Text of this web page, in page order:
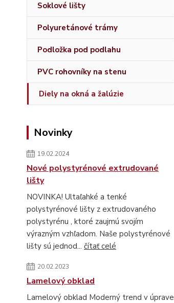
Soklové lišty
Polyuretánové trámy
Podložka pod podlahu
PVC rohovníky na stenu
Diely na okná a žalúzie
Novinky
19.02.2024
Nové polystyrénové extrudované
lišty
NOVINKA! Ultaľahké a tenké
polystyrénové lišty z extrudovaného
polystyrénu , ktoré zaujmú svojím
výrazným vzhľadom. Naše polystyrénové
lišty sú jednod... čítať celé
20.02.2023
Lamelový obklad
Lamelový obklad Moderný trend v úprave